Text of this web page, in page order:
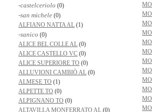
-castelceriolo(0)
-san michele (0)
ALFIANO NATTA AL (1)
-sanico (0)
ALICE BEL COLLE AL (0)
ALICE CASTELLO VC (0)
ALICE SUPERIORE TO (0)
ALLUVIONI CAMBIÒ AL (0)
ALMESE TO (1)
ALPETTE TO (0)
ALPIGNANO TO (0)
ALTAVILLA MONFERRATO AL (0)